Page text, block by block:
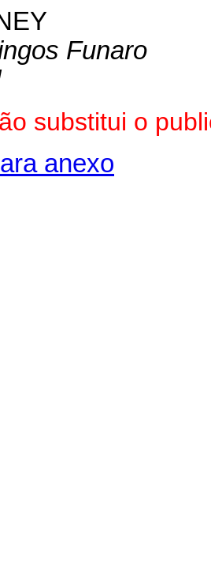
Funaro
substitui o
anexo